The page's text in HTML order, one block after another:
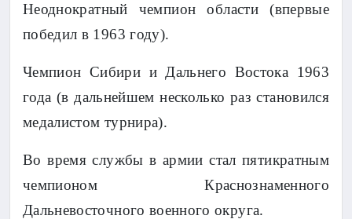
Неоднократный чемпион области (впервые
победил в 1963 году).
Чемпион Сибири и Дальнего Востока 1963
года (в дальнейшем несколько раз становился
медалистом турнира).
Во время службы в армии стал пятикратным
чемпионом Краснознаменного
Дальневосточного военного округа.